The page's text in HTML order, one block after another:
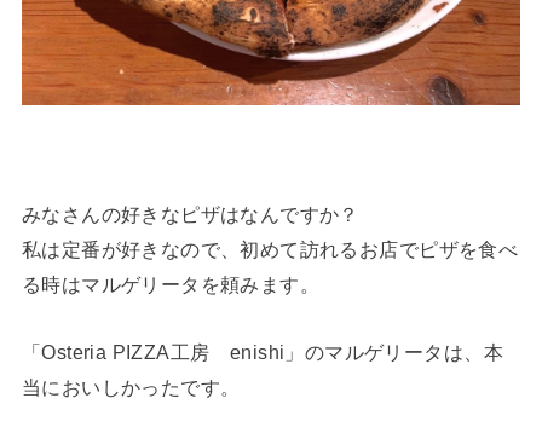
みなさんの好きなピザはなんですか？
私は定番が好きなので、初めて訪れるお店でピザを食べ
る時はマルゲリータを頼みます。
「Osteria PIZZA工房 enishi」のマルゲリータは、本
当においしかったです。